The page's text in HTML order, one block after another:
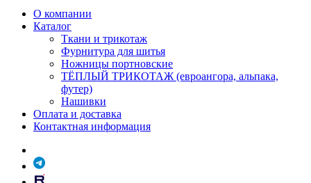
О компании
Каталог
Ткани и трикотаж
Фурнитура для шитья
Ножницы портновские
ТЁПЛЫЙ ТРИКОТАЖ (евроангора, альпака,
футер)
Нашивки
Оплата и доставка
Контактная информация